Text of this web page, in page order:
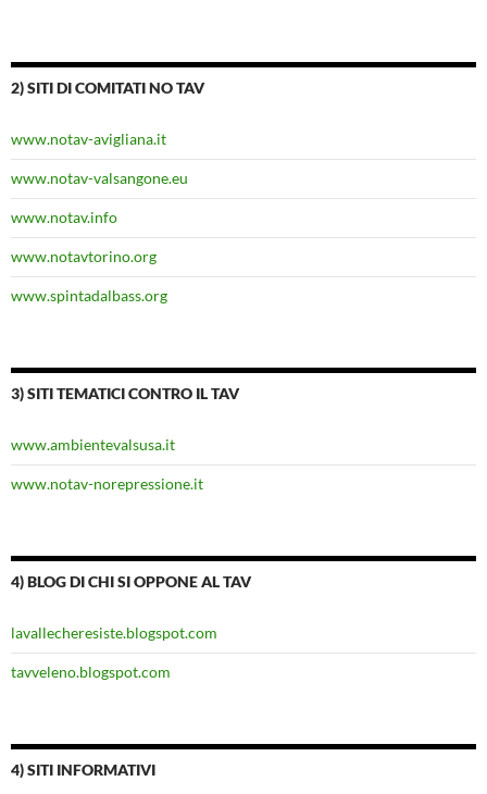
2) SITI DI COMITATI NO TAV
www.notav-avigliana.it
www.notav-valsangone.eu
www.notav.info
www.notavtorino.org
www.spintadalbass.org
3) SITI TEMATICI CONTRO IL TAV
www.ambientevalsusa.it
www.notav-norepressione.it
4) BLOG DI CHI SI OPPONE AL TAV
lavallecheresiste.blogspot.com
tavveleno.blogspot.com
4) SITI INFORMATIVI